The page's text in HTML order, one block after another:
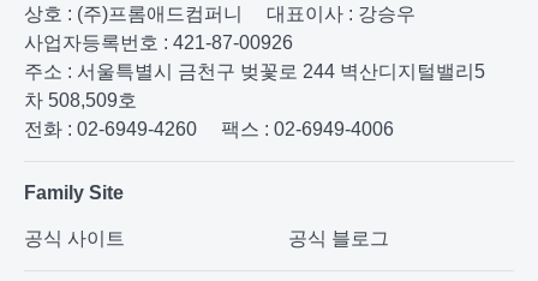
상호 : (주)프롬애드컴퍼니
대표이사 : 강승우
사업자등록번호 : 421-87-00926
주소 : 서울특별시 금천구 벚꽃로 244 벽산디지털밸리5
차 508,509호
전화 : 02-6949-4260
팩스 : 02-6949-4006
Family Site
공식 사이트 공식 블로그